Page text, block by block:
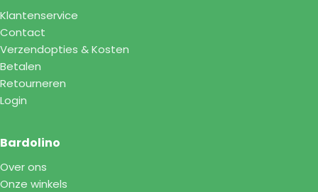
Klantenservice
Contact
Verzendopties & Kosten
Betalen
Retourneren
Login
Bardolino
Over ons
Onze winkels